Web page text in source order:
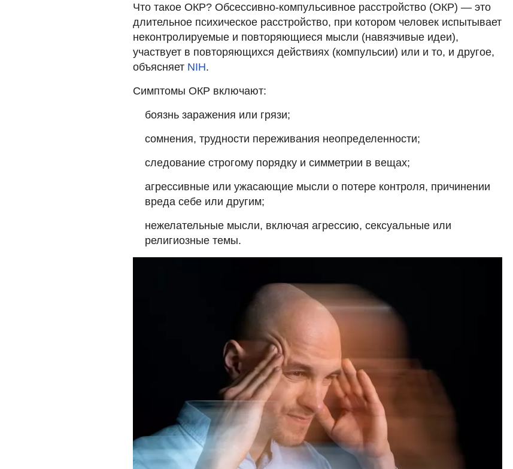
Что такое ОКР? Обсессивно-компульсивное расстройство (ОКР) — это
длительное психическое расстройство, при котором человек испытывает
неконтролируемые и повторяющиеся мысли (навязчивые идеи),
участвует в повторяющихся действиях (компульсии) или и то, и другое,
объясняет NIH.
Симптомы ОКР включают:
боязнь заражения или грязи;
сомнения, трудности переживания неопределенности;
следование строгому порядку и симметрии в вещах;
агрессивные или ужасающие мысли о потере контроля, причинении
вреда себе или другим;
нежелательные мысли, включая агрессию, сексуальные или
религиозные темы.